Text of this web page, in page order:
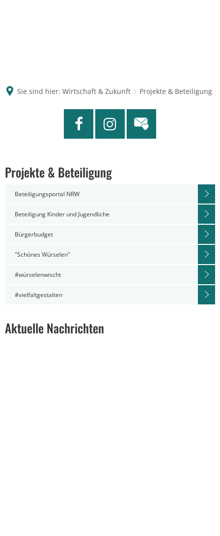
Sie sind hier: Wirtschaft & Zukunft Projekte & Beteiligung
Projekte
Projekte & Beteiligung
Beteiligungsportal NRW
Beteiligung Kinder und Jugendliche
Bürgerbudget
"Schönes Würselen"
#würselenwischt
#vielfaltgestalten
Aktuelle Nachrichten